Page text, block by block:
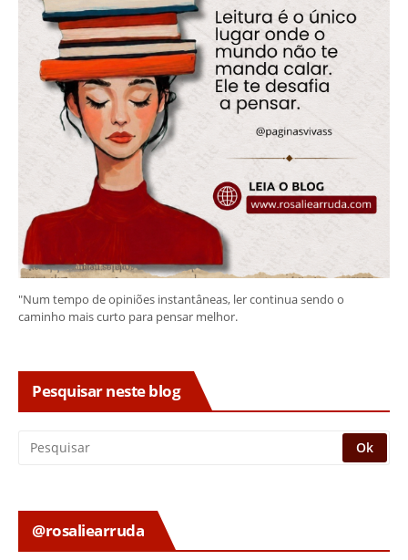
"Num tempo de opiniões instantâneas, ler continua sendo o
caminho mais curto para pensar melhor.
Pesquisar neste blog
@rosaliearruda